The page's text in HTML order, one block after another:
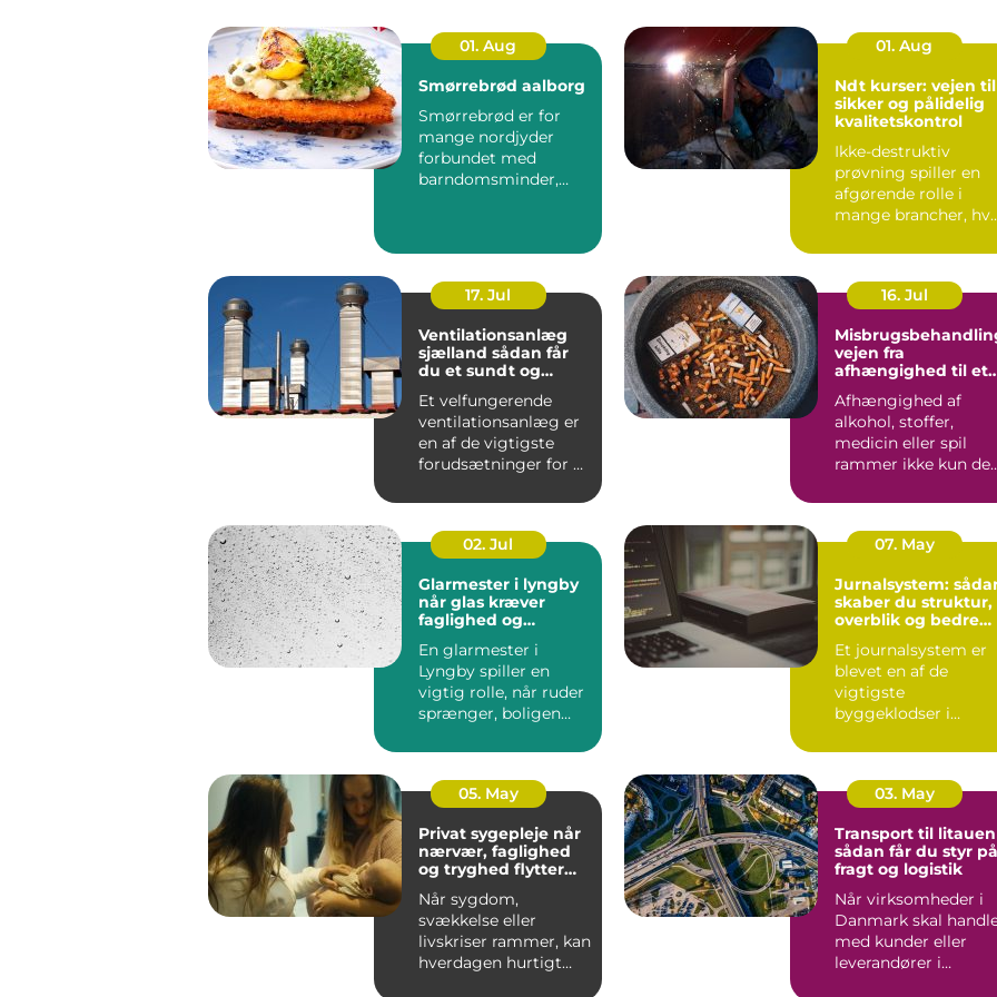
01. Aug
Smørrebrød aalborg
Smørrebrød er for
mange nordjyder
forbundet med
barndomsminder,
01. Aug
Ndt kurser: vejen til
sikker og pålidelig
kvalitetskontrol
Ikke-destruktiv
prøvning spiller en
afgørende rolle i
mange brancher,
d...
17. Jul
Ventilationsanlæg
sjælland sådan får
du et sundt og
Et velfungerende
ventilationsanlæg er
en af de vigtigste
forudsætninger for et
16. Jul
vejen fra
afhængighed til et
hverdagsliv
Afhængighed af
alkohol, stoffer,
medicin eller spil
rammer ikke kun
arbe...
02. Jul
Glarmester i lyngby
når glas kræver
faglighed og
En glarmester i
Lyngby spiller en
vigtig rolle, når ruder
sprænger, boligen
el...
07. May
Jurnalsystem:
skaber du struktur,
overblik og bedre
Et journalsystem er
blevet en af de
vigtigste
byggeklodser i
sundhedsvæsen. Når
læger, klini...
05. May
Privat sygepleje når
nærvær, faglighed
og tryghed flytter
Når sygdom,
svækkelse eller
livskriser rammer, kan
hverdagen hurtigt
03. May
Transport til litauen
sådan får du styr på
fragt og logistik
Når virksomheder i
Danmark skal
med kunder eller
leverandører i